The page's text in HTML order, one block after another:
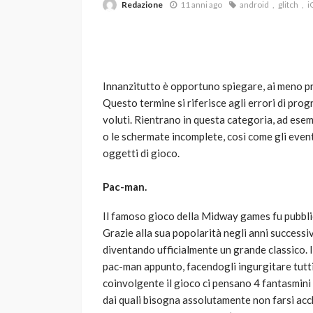
Redazione 11 anni ago android glitch
Innanzitutto è opportuno spiegare, ai meno
Questo termine si riferisce agli errori di
voluti. Rientrano in questa categoria, ad
o le schermate incomplete, così come gli
oggetti di gioco.
Pac-man.
Il famoso gioco della Midway games fu
Grazie alla sua popolarità negli anni
diventando ufficialmente un grande classico.
pac-man appunto, facendogli ingurgitare
coinvolgente il gioco ci pensano 4
dai quali bisogna assolutamente non farsi
VARIE